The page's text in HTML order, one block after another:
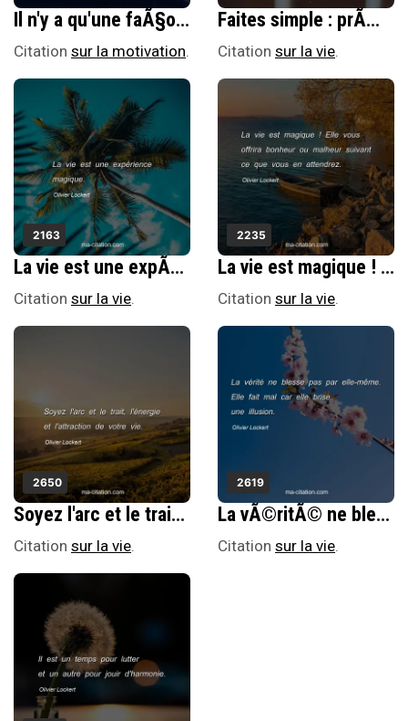
Il n'y a qu'une faÃ§on d'Ã©chouer : c'est d'abandonner avant d'avoir rÃ©ussi !
Citation sur la motivation.
Faites simple : prÃ©fÃ©rez le bonheur !
Citation sur la vie.
2163
La vie est une expÃ©rience magique.
Citation sur la vie.
2235
La vie est magique ! Elle vous offrira bonheur ou malheur suivant ce que vous en attendrez.
Citation sur la vie.
2650
Soyez l'arc et le trait, l'Ã©nergie et l'attraction de votre vie.
Citation sur la vie.
2619
La vÃ©ritÃ© ne blesse pas par elle-mÃªme. Elle fait mal car elle brise une illusion.
Citation sur la vie.